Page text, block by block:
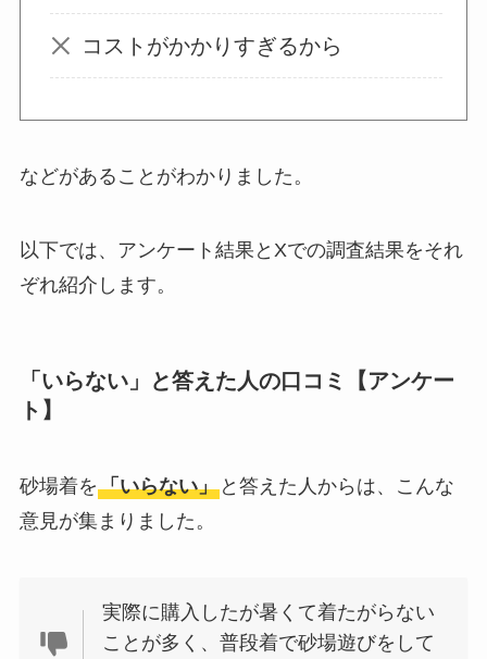
オイルポットはいる
めを使用者に聞いて
敷きパッドシーツは
はある？
してる？100均で代用
コストがかかりすぎるから
などがあることがわかりました。
以下では、アンケート結果とXでの調査結果をそれ
ぞれ紹介します。
「いらない」と答えた人の口コミ【アンケー
ト】
砂場着を「いらない」と答えた人からは、こんな
意見が集まりました。
実際に購入したが暑くて着たがらない
ことが多く、普段着で砂場遊びをして